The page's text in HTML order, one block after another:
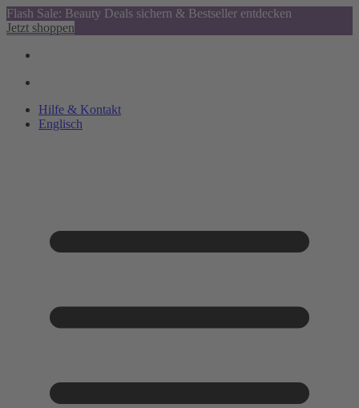
Flash Sale: Beauty Deals sichern & Bestseller entdecken
Jetzt shoppen
Hilfe & Kontakt
Englisch